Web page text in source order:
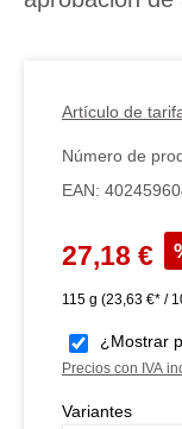
Artículo de
Número de
EAN:
Precio de venta:
27,18 €
115 g (23,63 €* /
¿Mostrar
Precios con IVA
Variantes